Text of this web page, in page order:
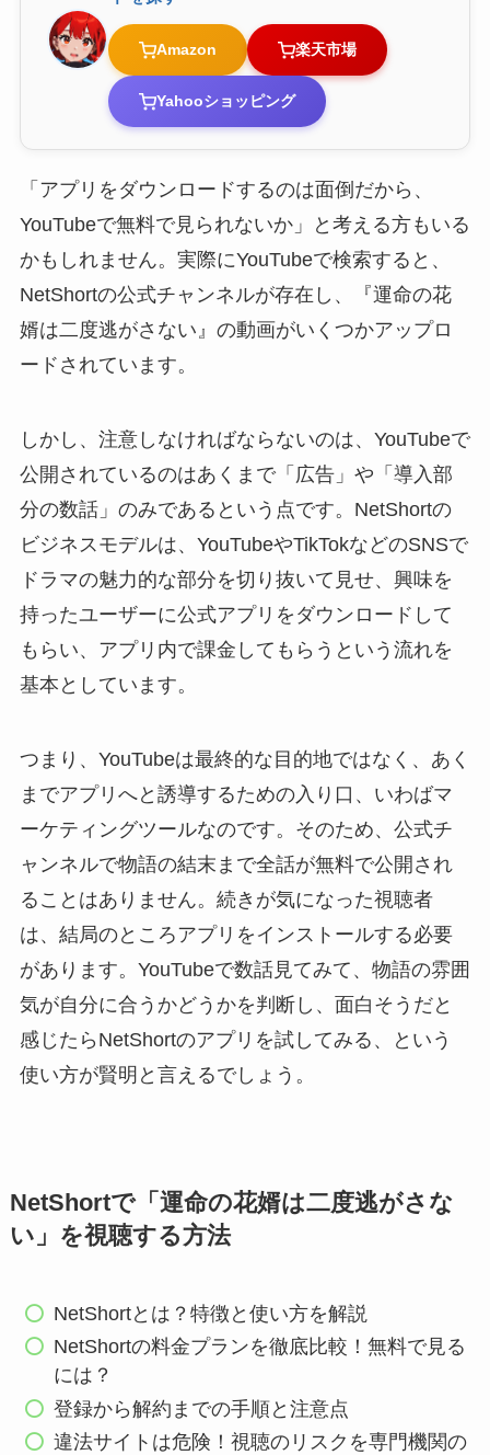
Amazon 楽天市場
Yahooショッピング
「アプリをダウンロードするのは面倒だから、
YouTubeで無料で見られないか」と考える方もいる
かもしれません。実際にYouTubeで検索すると、
NetShortの公式チャンネルが存在し、『運命の花
婿は二度逃がさない』の動画がいくつかアップロ
ードされています。
しかし、注意しなければならないのは、YouTubeで
公開されているのはあくまで「広告」や「導入部
分の数話」のみであるという点です。NetShortの
ビジネスモデルは、YouTubeやTikTokなどのSNSで
ドラマの魅力的な部分を切り抜いて見せ、興味を
持ったユーザーに公式アプリをダウンロードして
もらい、アプリ内で課金してもらうという流れを
基本としています。
つまり、YouTubeは最終的な目的地ではなく、あく
までアプリへと誘導するための入り口、いわばマ
ーケティングツールなのです。そのため、公式チ
ャンネルで物語の結末まで全話が無料で公開され
ることはありません。続きが気になった視聴者
は、結局のところアプリをインストールする必要
があります。YouTubeで数話見てみて、物語の雰囲
気が自分に合うかどうかを判断し、面白そうだと
感じたらNetShortのアプリを試してみる、という
使い方が賢明と言えるでしょう。
NetShortで「運命の花婿は二度逃がさな
い」を視聴する方法
NetShortとは？特徴と使い方を解説
NetShortの料金プランを徹底比較！無料で見る
には？
登録から解約までの手順と注意点
違法サイトは危険！視聴のリスクを専門機関の